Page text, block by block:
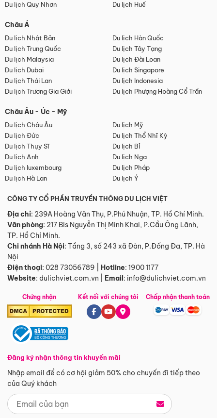
Du lịch Quy Nhơn
Du lịch Huế
Châu Á
Du lịch Nhật Bản
Du lịch Hàn Quốc
Du lịch Trung Quốc
Du lịch Tây Tạng
Du lịch Malaysia
Du lịch Đài Loan
Du lịch Dubai
Du lịch Singapore
Du lịch Thái Lan
Du lịch Indonesia
Du lịch Trương Gia Giới
Du lịch Phượng Hoàng Cổ Trấn
Châu Âu - Úc - Mỹ
Du lịch Châu Âu
Du lịch Mỹ
Du lịch Đức
Du lịch Thổ Nhĩ Kỳ
Du lịch Thụy Sĩ
Du lịch Bỉ
Du lịch Anh
Du lịch Nga
Du lịch luxembourg
Du lịch Pháp
Du lịch Hà Lan
Du lịch Ý
CÔNG TY CỔ PHẦN TRUYỀN THÔNG DU LỊCH VIỆT
Địa chỉ: 239A Hoàng Văn Thụ, P.Phú Nhuận, TP. Hồ Chí Minh.
Văn phòng: 217 Bis Nguyễn Thị Minh Khai, P.Cầu Ông Lãnh,
TP. Hồ Chí Minh.
Chi nhánh Hà Nội: Tầng 3, số 243 xã Đàn, P.Đống Đa, TP. Hà
Nội
Điện thoại: 028 73056789 Hotline: 1900 1177
Website: dulichviet.com.vn Email: info@dulichviet.com.vn
Chứng nhận
Đăng ký nhận thông tin khuyến mãi
Nhập email để có cơ hội giảm 50% cho chuyến đi tiếp theo
của Quý khách
Kết nối với chúng tôi Chấp nhận thanh toán